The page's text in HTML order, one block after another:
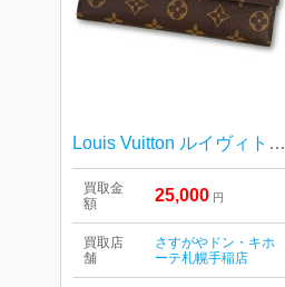
Louis Vuitton ルイヴィトン ポルトフォイユ・サラ
買取金
額
25,000 円
買取店
舗
さすがやドン・キホ
ーテ札幌手稲店